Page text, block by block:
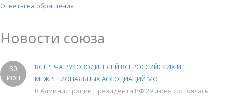
Ответы на обращения
Новости союза
30
июн
ВСТРЕЧА РУКОВОДИТЕЛЕЙ ВСЕРОССИЙСКИХ И
МЕЖРЕГИОНАЛЬНЫХ АССОЦИАЦИЙ МО
В Администрации Президента РФ 29 июня состоялась